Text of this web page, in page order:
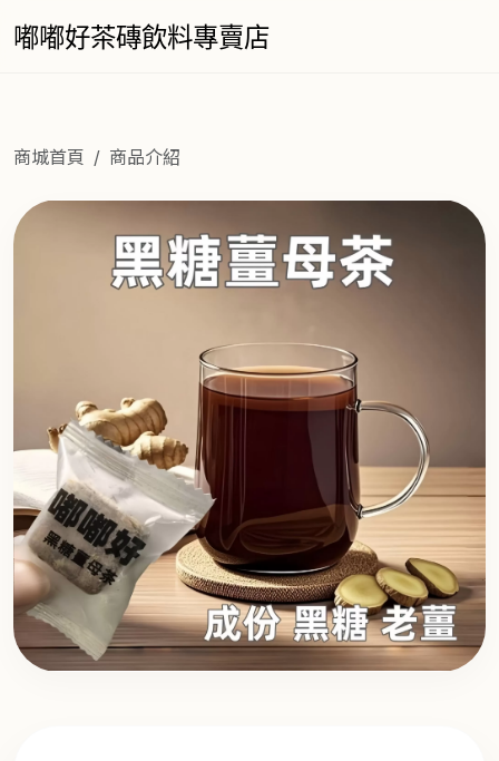
嘟嘟好茶磚飲料專賣店
商城首頁 商品介紹